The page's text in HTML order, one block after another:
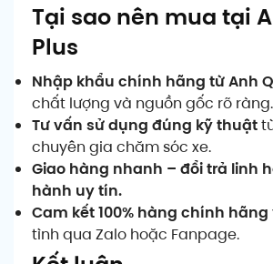
Tại sao nên mua tại
Plus
Nhập khẩu chính hãng từ Anh
chất lượng và nguồn gốc rõ ràng.
Tư vấn sử dụng đúng kỹ thuật
chuyên gia chăm sóc xe.
Giao hàng nhanh – đổi trả linh
hành uy tín.
Cam kết 100% hàng chính hãng
tình qua Zalo hoặc Fanpage.